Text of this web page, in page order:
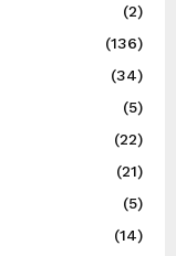
(2)
(136)
(34)
(5)
(22)
(21)
(5)
(14)